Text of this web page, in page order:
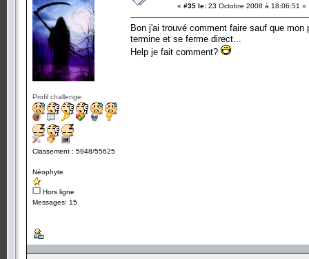
Profil challenge
Classement : 5948/55625
Néophyte
Hors ligne
Messages: 15
« #35 le: 23 Octobre 2008 à 18:06:51 »
Bon j'ai trouvé comment faire sauf que
termine et se ferme direct...
Help je fait comment?